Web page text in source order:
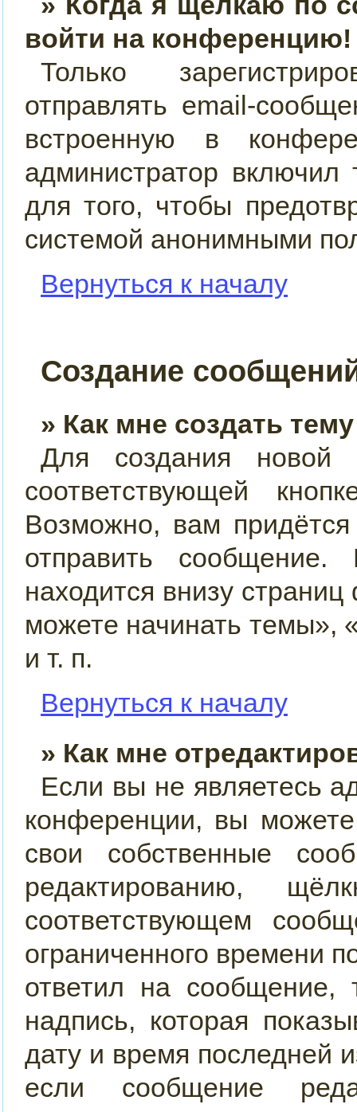
войти на конференцию!
Только
отправлять email-
встроенную в
администратор
для того, чтобы
системой анонимными
Вернуться к началу
Создание
» Как мне создать
Для создания
соответствующей
Возможно, вам придётся
отправить
находится внизу
можете начинать темы»,
и т. п.
Вернуться к началу
» Как мне
Если вы не являетесь
конференции, вы можете
свои собственные
редактированию,
соответствующем
ограниченного времени
ответил на сообщение,
надпись, которая
дату и время последней
если сообщение